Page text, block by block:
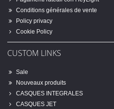
Conditions générales de vente
Policy privacy
Cookie Policy
CUSTOM LINKS
Sale
Nouveaux produits
CASQUES INTEGRALES
CASQUES JET